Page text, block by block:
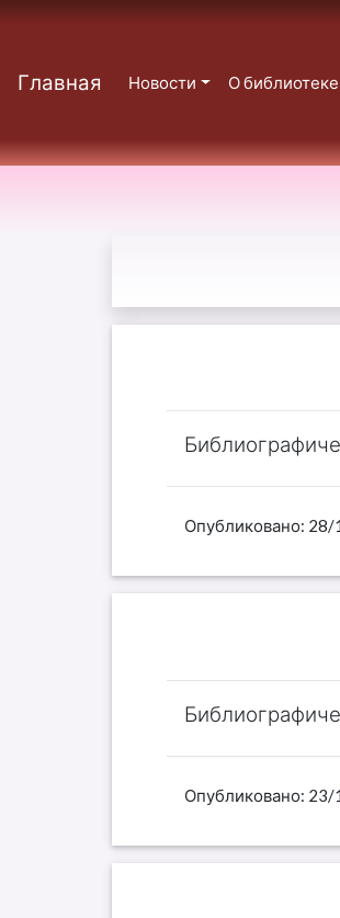
Главная Новости О библиотеке
Опубликовано: 28/
Опубликовано: 23/